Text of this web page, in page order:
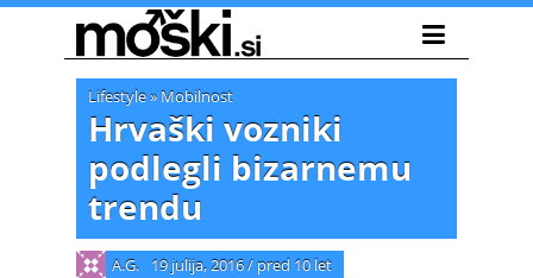
Lifestyle» Mobilnost
Hrvaški vozniki
podlegli bizarnemu
trendu
A.G. 19 julija, 2016/ pred 10 let